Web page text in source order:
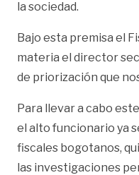
la sociedad.
Bajo esta premisa el
materia el director
de priorización que
Para llevar a cabo
el alto funcionario ya
fiscales bogotanos,
las investigaciones